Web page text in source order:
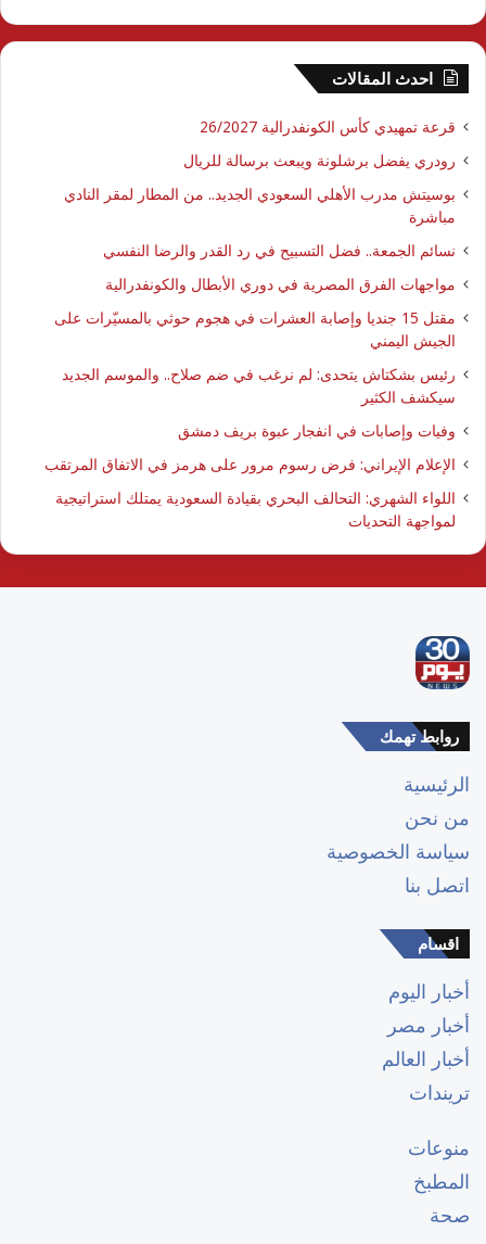
احدث المقالات
قرعة تمهيدي كأس الكونفدرالية 26/2027
رودري يفضل برشلونة ويبعث برسالة للريال
بوسيتش مدرب الأهلي السعودي الجديد.. من المطار لمقر النادي
مباشرة
نسائم الجمعة.. فضل التسبيح في رد القدر والرضا النفسي
مواجهات الفرق المصرية في دوري الأبطال والكونفدرالية
مقتل 15 جنديا وإصابة العشرات في هجوم حوثي بالمسيّرات على
الجيش اليمني
رئيس بشكتاش يتحدى: لم نرغب في ضم صلاح.. والموسم الجديد
سيكشف الكثير
وفيات وإصابات في انفجار عبوة بريف دمشق
الإعلام الإيراني: فرض رسوم مرور على هرمز في الاتفاق المرتقب
اللواء الشهري: التحالف البحري بقيادة السعودية يمتلك استراتيجية
لمواجهة التحديات
روابط تهمك
الرئيسية
من نحن
سياسة الخصوصية
اتصل بنا
اقسام
أخبار اليوم
أخبار مصر
أخبار العالم
تريندات
منوعات
المطبخ
صحة